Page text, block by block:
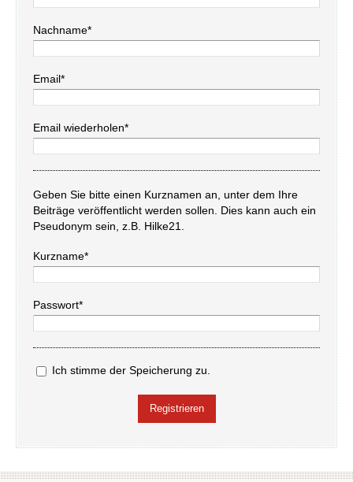
Nachname*
Email*
Email wiederholen*
Geben Sie bitte einen Kurznamen an, unter dem Ihre
Beiträge veröffentlicht werden sollen. Dies kann auch ein
Pseudonym sein, z.B. Hilke21.
Kurzname*
Passwort*
Ich stimme der Speicherung zu.